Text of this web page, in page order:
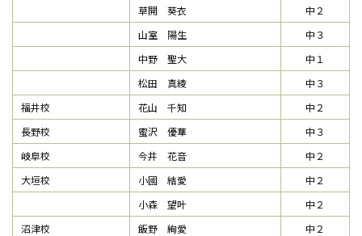
草開 葵衣
中２
山室 陽生
中３
中野 聖大
中１
松田 真綾
中３
福井校
花山 千知
中２
長野校
蜜沢 優華
中３
岐阜校
今井 花音
中２
大垣校
小國 結愛
中２
小森 望叶
中２
沼津校
飯野 絢愛
中２